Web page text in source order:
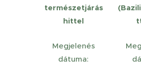
természetjárás
hittel
Megjelenés
dátuma: